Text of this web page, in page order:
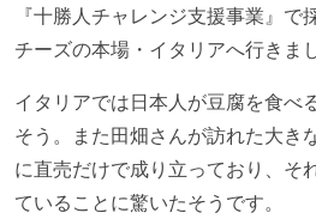
『十勝人チャレンジ支援事業』で
チーズの本場・イタリアへ行きまし
イタリアでは日本人が豆腐を食べ
そう。また田畑さんが訪れた大き
に直売だけで成り立っており、そ
ていることに驚いたそうです。